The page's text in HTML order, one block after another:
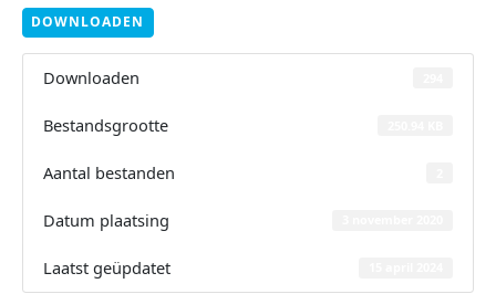
DOWNLOADEN
Downloaden
Bestandsgrootte
Aantal bestanden
Datum plaatsing
Laatst geüpdatet